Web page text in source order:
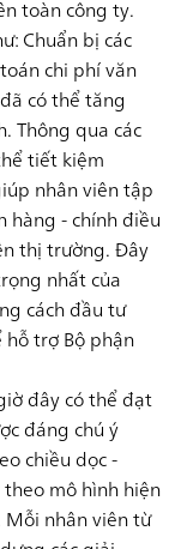
toàn công ty.
Chuẩn bị các
chi phí văn
có thểtăng
. Thông qua các
tiết kiệm
nhân viên tập
hàng - chính điều
thị trường. Đây
nhất của
cách đầu tư
trợ Bộ phận
đây có thể đạt
đáng chú ý
chiều dọc -
mô hình hiện
Mỗi nhân viên từ